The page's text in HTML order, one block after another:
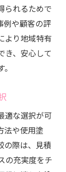
られるためで
例や顧客の評
より地域特有
き、安心して
適な選択が可
法や使用塗
の際は、見積
の充実度をチ